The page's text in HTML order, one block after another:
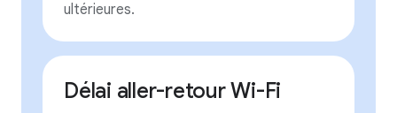
ultérieures.
Délai aller-retour Wi-Fi